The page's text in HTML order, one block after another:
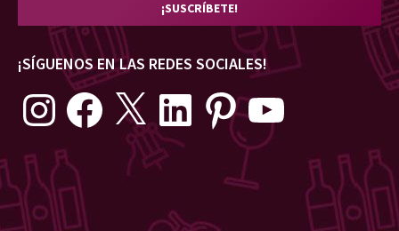
¡SÍGUENOS EN LAS REDES SOCIALES!
Instagram Facebook LinkedIn PinterestYouTube